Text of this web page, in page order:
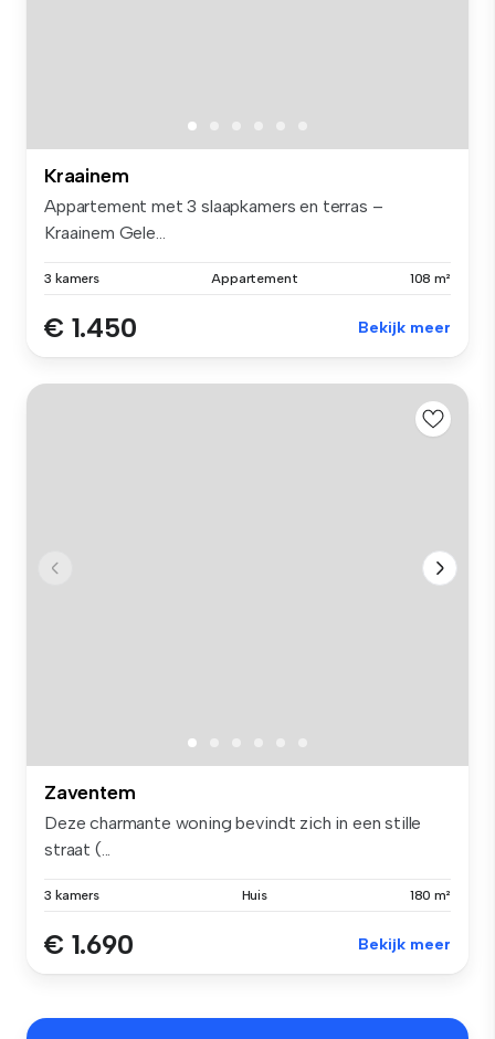
Kraainem
Appartement met 3 slaapkamers en terras –
Kraainem Gele...
3 kamers Appartement 108 m²
€ 1.450 Bekijk meer
Zaventem
Deze charmante woning bevindt zich in een stille
straat (...
3 kamers Huis 180 m²
€ 1.690 Bekijk meer